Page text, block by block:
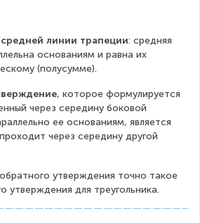
линии трапеции: средняя
основаниям и равна их
(полусумме).
, которое формулируется
через середину боковой
ее основаниям, является
через середину другой
утверждения точно такое
утверждения для треугольника.